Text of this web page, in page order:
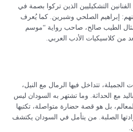
التشكيليين الذين تركوا بصمة في
إبراهيم الصلحي وشبرين. كما يُعرف
أمثال الطيب صالح، صاحب رواية “موسم
من كلاسيكيات الأدب العربي.
الجميلة، تتداخل فيها الرمال مع النيل،
مع الحداثة. وما تشتهر به السودان ليس
بل هو قصة حضارة متواصلة، تكتبها
الصلبة. من يتأمل في السودان يكتشف